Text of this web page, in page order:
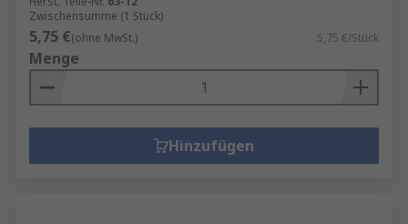
Zwischensumme (1 Stück)
5,75 €(ohne MwSt.) 5,75 €/Stück
Menge
Hinzufügen